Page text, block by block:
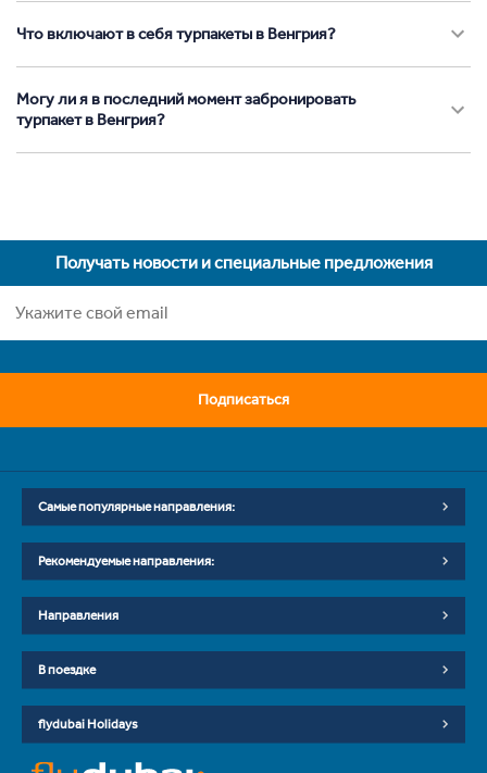
Что включают в себя турпакеты в Венгрия?
Могу ли я в последний момент забронировать
турпакет в Венгрия?
Получать новости и специальные предложения
Подписаться
Самые популярные направления:
Рекомендуемые направления:
Направления
В поездке
flydubai Holidays